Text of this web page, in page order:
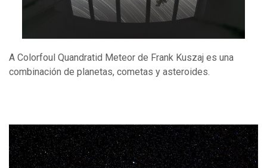
A Colorfoul Quandratid Meteor de Frank Kuszaj es una
combinación de planetas, cometas y asteroides.